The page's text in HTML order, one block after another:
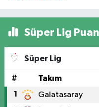
Süper Lig
Süper Lig
# Takım
1 Galatasaray